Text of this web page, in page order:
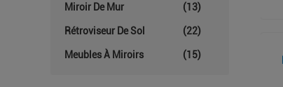
Miroir De Mur (13)
Rétroviseur De Sol (22)
Meubles À Miroirs (15)